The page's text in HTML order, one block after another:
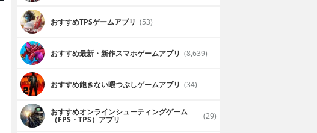
おすすめTPSゲームアプリ (53)
おすすめ最新・新作スマホゲームアプリ (8,639)
おすすめ飽きない暇つぶしゲームアプリ (34)
おすすめオンラインシューティングゲーム
（FPS・TPS）アプリ (29)